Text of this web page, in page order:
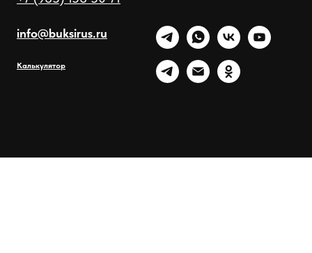
info@buksirus.ru
Калькулятор